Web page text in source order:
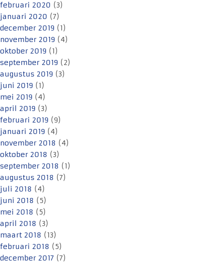
februari 2020 (3)
januari 2020 (7)
december 2019 (1)
november 2019 (4)
oktober 2019 (1)
september 2019 (2)
augustus 2019 (3)
juni 2019 (1)
mei 2019 (4)
april 2019 (3)
februari 2019 (9)
januari 2019 (4)
november 2018 (4)
oktober 2018 (3)
september 2018 (1)
augustus 2018 (7)
juli 2018 (4)
juni 2018 (5)
mei 2018 (5)
april 2018 (3)
maart 2018 (13)
februari 2018 (5)
december 2017 (7)